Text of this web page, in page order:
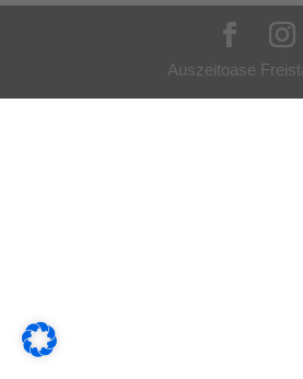
Auszeitoase